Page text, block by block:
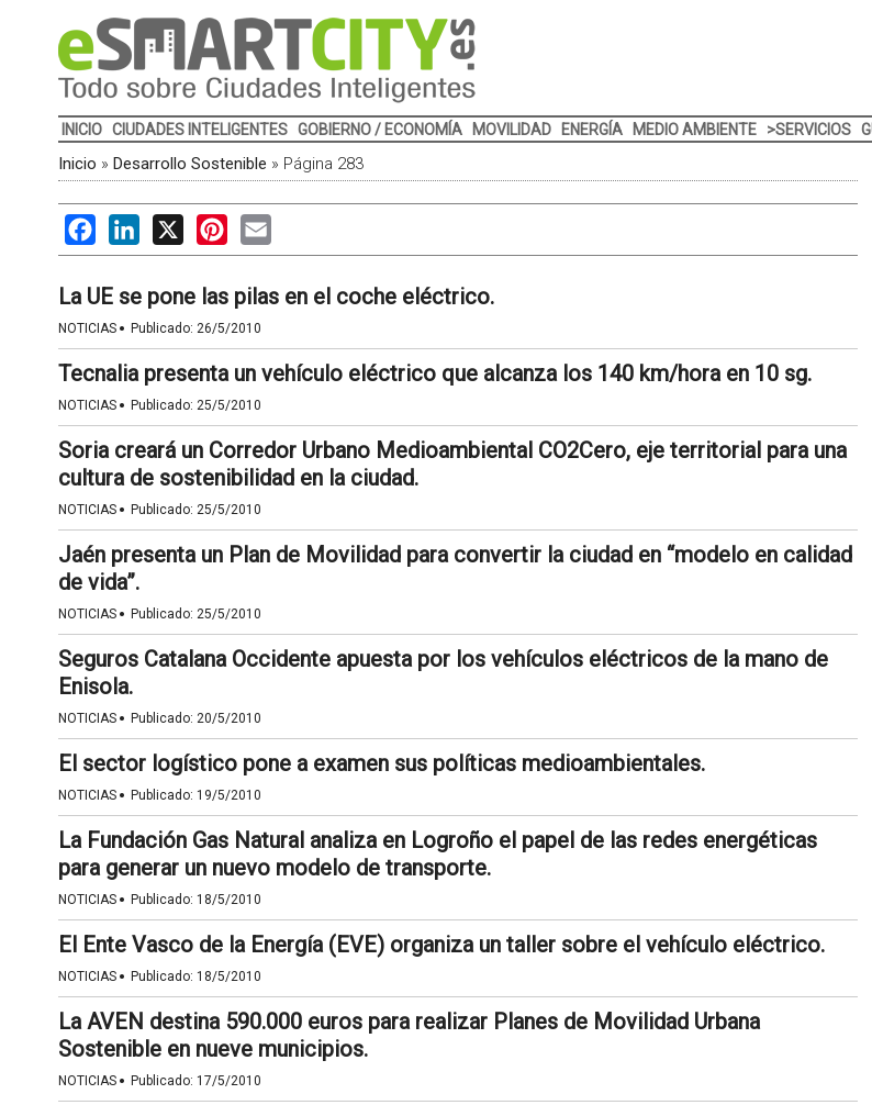
INICIO CIUDADES INTELIGENTES GOBIERNO / ECONOMÍA MOVILIDAD ENERGÍA MEDIO AMBIENTE >SERVICIOS
Inicio » Desarrollo Sostenible » Página 283
FacebookLinkedIn
X PinterestEmail
La UE se pone las pilas en el coche eléctrico.
NOTICIAS · Publicado: 26/5/2010
Tecnalia presenta un vehículo eléctrico que alcanza los 140 km/hora en 10 sg.
NOTICIAS · Publicado: 25/5/2010
Soria creará un Corredor Urbano Medioambiental CO2Cero, eje territorial para una
cultura de sostenibilidad en la ciudad.
NOTICIAS · Publicado: 25/5/2010
Jaén presenta un Plan de Movilidad para convertir la ciudad en “modelo en calidad
de vida”.
NOTICIAS · Publicado: 25/5/2010
Seguros Catalana Occidente apuesta por los vehículos eléctricos de la mano de
Enisola.
NOTICIAS · Publicado: 20/5/2010
El sector logístico pone a examen sus políticas medioambientales.
NOTICIAS · Publicado: 19/5/2010
La Fundación Gas Natural analiza en Logroño el papel de las redes energéticas
para generar un nuevo modelo de transporte.
NOTICIAS · Publicado: 18/5/2010
El Ente Vasco de la Energía (EVE) organiza un taller sobre el vehículo eléctrico.
NOTICIAS · Publicado: 18/5/2010
La AVEN destina 590.000 euros para realizar Planes de Movilidad Urbana
Sostenible en nueve municipios.
NOTICIAS · Publicado: 17/5/2010